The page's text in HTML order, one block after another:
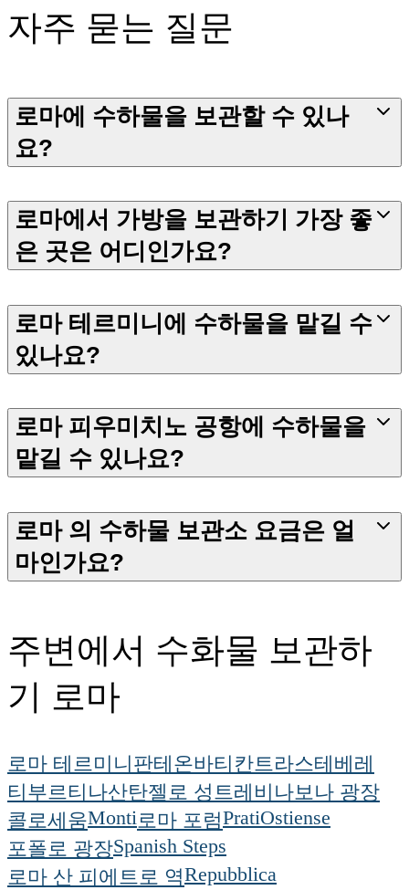
자주 묻는 질문
로마에 수하물을 보관할 수 있나
요?
로마에서 가방을 보관하기 가장 좋
은 곳은 어디인가요?
로마 테르미니에 수하물을 맡길 수
있나요?
로마 피우미치노 공항에 수하물을
맡길 수 있나요?
로마 의 수하물 보관소 요금은 얼
마인가요?
주변에서 수화물 보관하
기 로마
로마 테르미니판테온바티칸트라스테베레
티부르티나산탄젤로 성트레비 나보나 광장
콜로세움Monti로마 포럼PratiOstiense
포폴로 광장Spanish Steps
로마 산 피에트로 역Repubblica